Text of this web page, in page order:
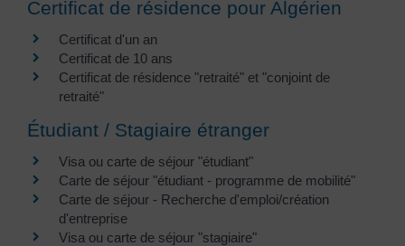
Certificat de résidence pour Algérien
Certificat d'un an
Certificat de 10 ans
Certificat de résidence "retraité" et "conjoint de
retraité"
Étudiant / Stagiaire étranger
Visa ou carte de séjour "étudiant"
Carte de séjour "étudiant - programme de mobilité"
Carte de séjour - Recherche d'emploi/création
d'entreprise
Visa ou carte de séjour "stagiaire"